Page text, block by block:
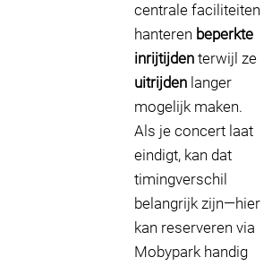
centrale faciliteiten
hanteren beperkte
inrijtijden terwijl ze
uitrijden langer
mogelijk maken.
Als je concert laat
eindigt, kan dat
timingverschil
belangrijk zijn—hier
kan reserveren via
Mobypark handig